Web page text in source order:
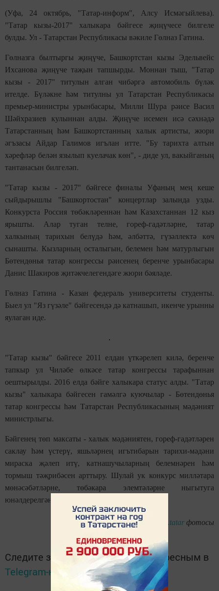
(Уфа, 24 октябрь, "Татар-информ", Алсу Исмәгыйлева).
"Татар кызы-2017" халыкара бәйгесе җиңүчесе билгеле
булды. Ул - Татарстан Республикасы вәкиле Гөлназ Гатина.
Гөлназга былтыргы җиңүче, Башкортстан кызы Эдельвейс
Ихсанова җиңүче таҗын тапшырды. Моннан тыш, "Татар
кызы - 2017" титулын алган чибәргә автомобиль бүләк
ителде. Бүләкне һәм титулны ул Татарстан Республикасы
премьер-министры урынбасары, Милли Шура рәисе Васил
Шәйхразиев кулыннан алды. Җиңүче исемен исә сәхнәдә
Татарстанның һәм Башкортстанның халык артисты, жюри
әгъзасы Айдар Галимов игълан итте. "Бу тарихта алтын
хәрефләр белән язылып куелачак көн", - диде ул, вакыйганың
тантанасын билгеләп.
"Татар кызы - 2017" бәйгесе финалы Уфаның мең кеше
сыйдырышлы "Башкортостан" концертлар залында узды.
Конкурста Россия төбәкләреннән һәм Казахстаннан 12 кыз
ярышты. Алар туган телне, гореф-гадәтләрне, татар
халкының тарихын белүдә һәм, әлбәттә, гүзәллектә көч
сынашты. Кызларның осталыгын, белемен һәм матурлыгын
Бөтендөнья татар конгрессы рәисенең беренче урынбасары
Данис Шакиров җитәкчелегендәге жюри бәяләде.
Гөлназ Гатина - Казан федераль университеты студенты.
Быел ул "Яз гүзәле" бәйгесендә дә катнашып, икенче урынны
яулаган иде.
"Татар кызы" бәйгесе 2011 елдан үткәрелеп килә, беренче
тапкыр ул Чиләбе өлкәсе татар конгрессы тарафыннан
оештырылды. 2016 елда бәйге халыкара статус алды. "Татар
кызы" халыкара бәйгесен гамәлгә куючылар - Бөтендөнья
татар конгрессы һәм Татарстан Республикасының мәдәният
министрлыгы.
Бәйгенең төп максаты - халык мәдәниятен, гореф-гадәтләрен
саклау һәм үстерү, яшьләрнең игътибарын тарихи-мәдәни
мираска җәлеп итү, катнашучыларның белемнәрен һәм
тормыш тәҗрибәсен арттыру. Шулай ук конкурс милләтара
мөнәсәбәтләрне, төбәкара элемтәләрне ныгытуга
юнәлдерелгән
tatar-inform.tatar фотосы
Следите за самым важным и интересным в
Telegram-канале
Татмедиа